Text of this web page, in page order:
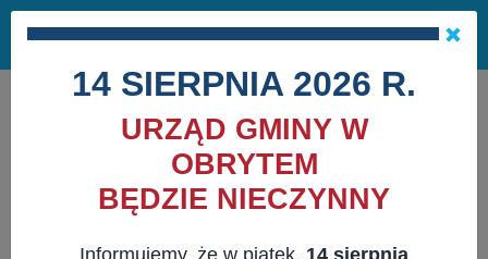
Masz pytania? 29 741 10 04
NAPISZ DO NAS
×
14 SIERPNIA 2026 R.
URZĄD GMINY W
OBRYTEM
BĘDZIE NIECZYNNY
Informujemy, że w piątek, 14 sierpnia